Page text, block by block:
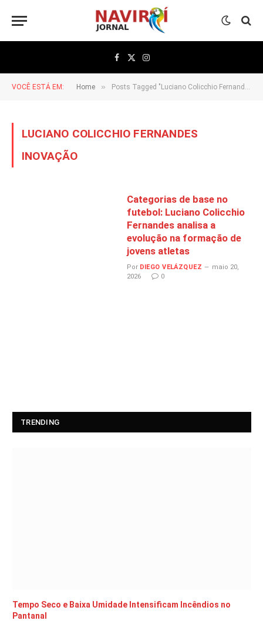
Facebook
X
(Twitter)
Instagram
VOCÊ ESTÁ EM: Home » Posts Tagged "Luciano Colicchio Fernandes inovação"
LUCIANO COLICCHIO FERNANDES
INOVAÇÃO
Categorias de base no
futebol: Luciano Colicchio
Fernandes analisa a
evolução na formação de
jovens atletas
Por DIEGO VELÁZQUEZ
maio 20,
2026
0
TRENDING
Tempo Seco e Baixa Umidade Intensificam Incêndios no
Pantanal